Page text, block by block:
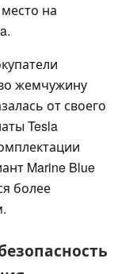
на
жемчужину
от своего
Tesla
Marine Blue
более